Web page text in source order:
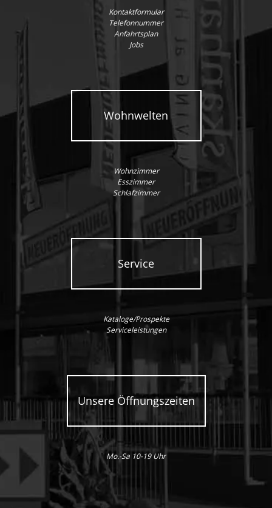
Kontaktformular
Telefonnummer
Anfahrtsplan
Jobs
Wohnwelten
Wohnzimmer
Esszimmer
Schlafzimmer
Service
Kataloge/Prospekte
Serviceleistungen
Unsere Öffnungszeiten
Mo.-Sa 10-19 Uhr